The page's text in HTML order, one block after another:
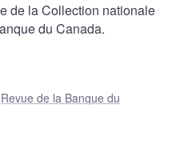
de la Collection nationale
du Canada.
Revue de la Banque du